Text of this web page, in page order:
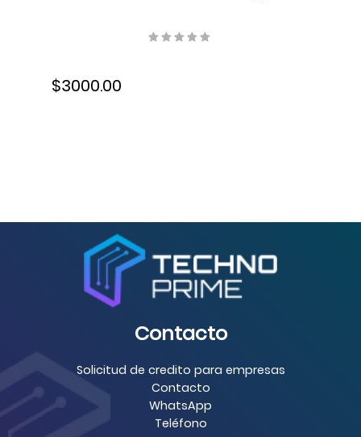
1016 MHz, JL262A
$3000.00
Contacto
Solicitud de credito para empresas
Contacto
WhatsApp
Teléfono